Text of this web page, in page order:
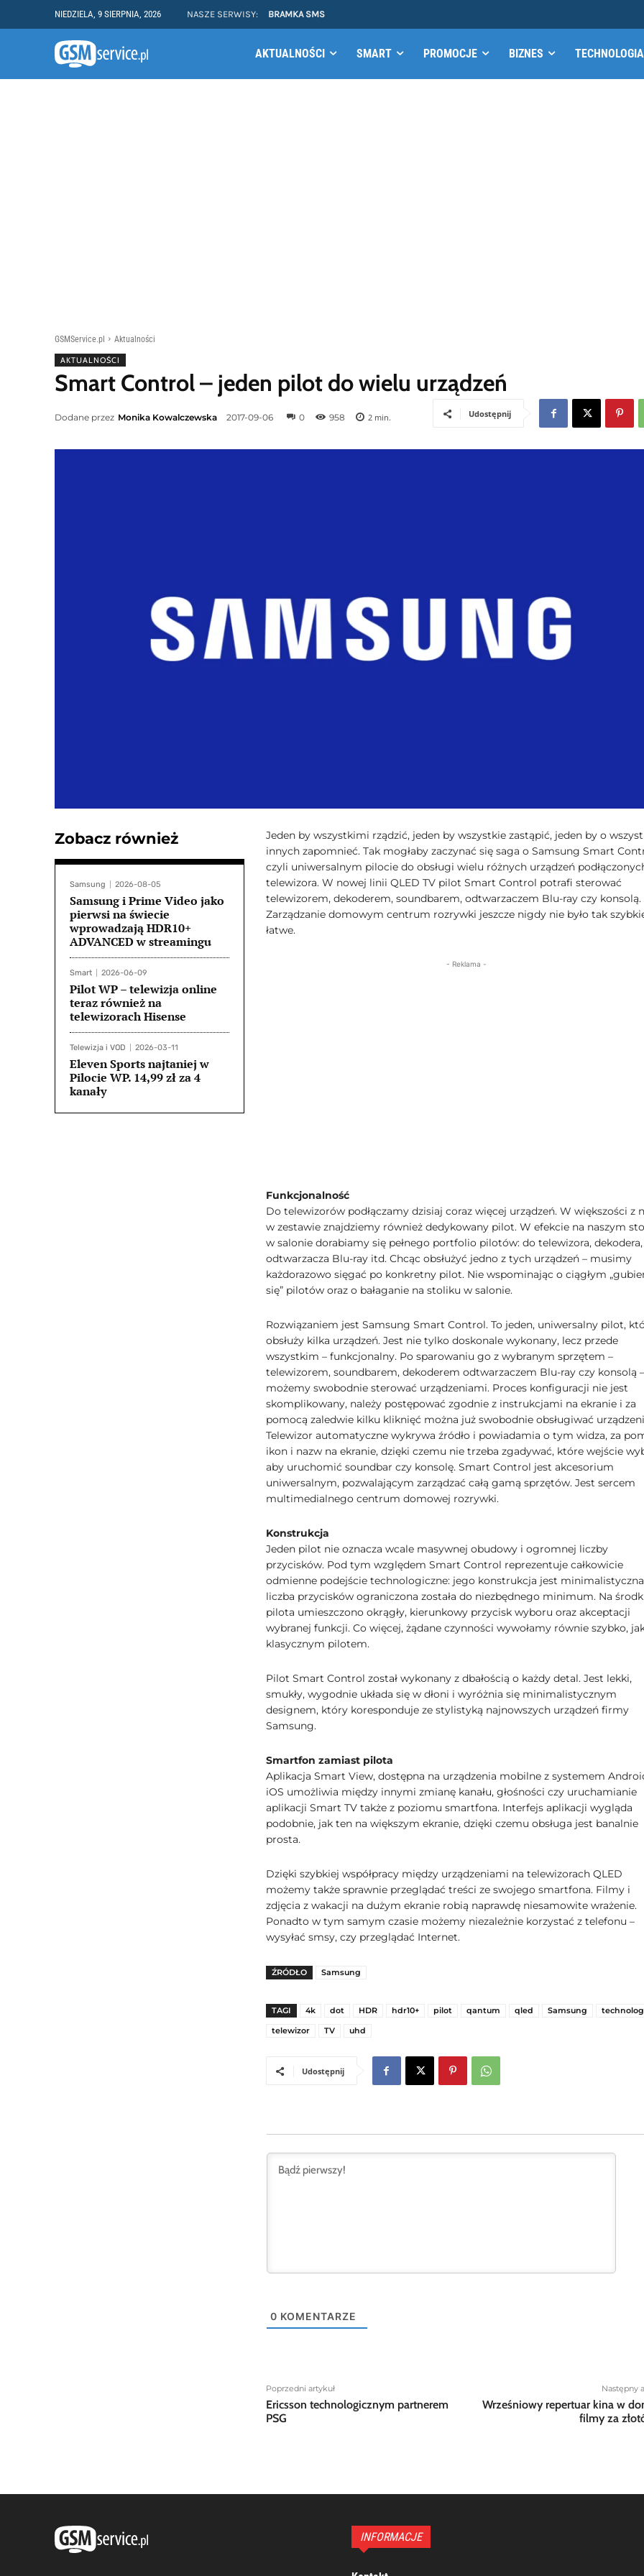
NIEDZIELA, 9 SIERPNIA, 2026 NASZE SERWISY: BRAMKA SMS
AKTUALNOŚCI SMART PROMOCJE BIZNES
GSMService.pl Aktualności
AKTUALNOŚCI
Smart Control – jeden pilot do wielu urządzeń
Dodane przez Monika Kowalczewska 2017-09-06 0 958 2 min. Udostępnij
Zobacz również
Samsung 2026-08-05
Samsung i Prime Video jako
pierwsi na świecie
wprowadzają HDR10+
ADVANCED w streamingu
Smart 2026-06-09
Pilot WP – telewizja online
teraz również na
telewizorach Hisense
Telewizja i VOD 2026-03-11
Eleven Sports najtaniej w
Pilocie WP. 14,99 zł za 4
kanały
Jeden by wszystkimi rządzić, jeden by wszystkie zastąpić, jeden by o
innych zapomnieć. Tak mogłaby zaczynać się saga o Samsung Smart
czyli uniwersalnym pilocie do obsługi wielu różnych urządzeń
telewizora. W nowej linii QLED TV pilot Smart Control potrafi sterować
telewizorem, dekoderem, soundbarem, odtwarzaczem Blu-ray czy konsolą.
Zarządzanie domowym centrum rozrywki jeszcze nigdy nie było tak
łatwe.
- Reklama -
Funkcjonalność
Do telewizorów podłączamy dzisiaj coraz więcej urządzeń. W większości z
w zestawie znajdziemy również dedykowany pilot. W efekcie na naszym
w salonie dorabiamy się pełnego portfolio pilotów: do telewizora, dekodera,
odtwarzacza Blu-ray itd. Chcąc obsłużyć jedno z tych urządzeń – musimy
każdorazowo sięgać po konkretny pilot. Nie wspominając o ciągłym
się” pilotów oraz o bałaganie na stoliku w salonie.
Rozwiązaniem jest Samsung Smart Control. To jeden, uniwersalny pilot,
obsłuży kilka urządzeń. Jest nie tylko doskonale wykonany, lecz przede
wszystkim – funkcjonalny. Po sparowaniu go z wybranym sprzętem –
telewizorem, soundbarem, dekoderem odtwarzaczem Blu-ray czy konsolą –
możemy swobodnie sterować urządzeniami. Proces konfiguracji nie jest
skomplikowany, należy postępować zgodnie z instrukcjami na ekranie i za
pomocą zaledwie kilku kliknięć można już swobodnie obsługiwać
Telewizor automatyczne wykrywa źródło i powiadamia o tym widza, za
ikon i nazw na ekranie, dzięki czemu nie trzeba zgadywać, które wejście
aby uruchomić soundbar czy konsolę. Smart Control jest akcesorium
uniwersalnym, pozwalającym zarządzać całą gamą sprzętów. Jest sercem
multimedialnego centrum domowej rozrywki.
Konstrukcja
Jeden pilot nie oznacza wcale masywnej obudowy i ogromnej liczby
przycisków. Pod tym względem Smart Control reprezentuje całkowicie
odmienne podejście technologiczne: jego konstrukcja jest
liczba przycisków ograniczona została do niezbędnego minimum. Na
pilota umieszczono okrągły, kierunkowy przycisk wyboru oraz akceptacji
wybranej funkcji. Co więcej, żądane czynności wywołamy równie szybko,
klasycznym pilotem.
Pilot Smart Control został wykonany z dbałością o każdy detal. Jest lekki,
smukły, wygodnie układa się w dłoni i wyróżnia się minimalistycznym
designem, który koresponduje ze stylistyką najnowszych urządzeń firmy
Samsung.
Smartfon zamiast pilota
Aplikacja Smart View, dostępna na urządzenia mobilne z systemem
iOS umożliwia między innymi zmianę kanału, głośności czy uruchamianie
aplikacji Smart TV także z poziomu smartfona. Interfejs aplikacji wygląda
podobnie, jak ten na większym ekranie, dzięki czemu obsługa jest banalnie
prosta.
Dzięki szybkiej współpracy między urządzeniami na telewizorach QLED
możemy także sprawnie przeglądać treści ze swojego smartfona. Filmy i
zdjęcia z wakacji na dużym ekranie robią naprawdę niesamowite wrażenie.
Ponadto w tym samym czasie możemy niezależnie korzystać z telefonu –
wysyłać smsy, czy przeglądać Internet.
ŹRÓDŁO Samsung
TAGI 4k dot HDR hdr10+ pilot qantum qled Samsung
telewizor
TV uhd
Udostępnij
0 KOMENTARZE
Poprzedni artykuł
Ericsson technologicznym partnerem
PSG
Następny
Wrześniowy repertuar kina w
filmy za
INFORMACJE